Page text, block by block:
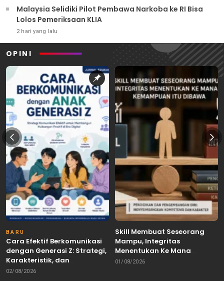
Malaysia Selidiki Pilot Pembawa Narkoba ke RI Bisa
Lolos Pemeriksaan KLIA
2 hari yang lalu
OPINI
BARU
Cara Efektif Berkomunikasi
dengan Generasi Z: Strategi,
Karakteristik, dan
Tantangannya
02/08/2026
Skill Membuat Seseorang
Mampu, Integritas
Menentukan Ke Mana
Kemampuan Itu Dibawa
01/08/2026